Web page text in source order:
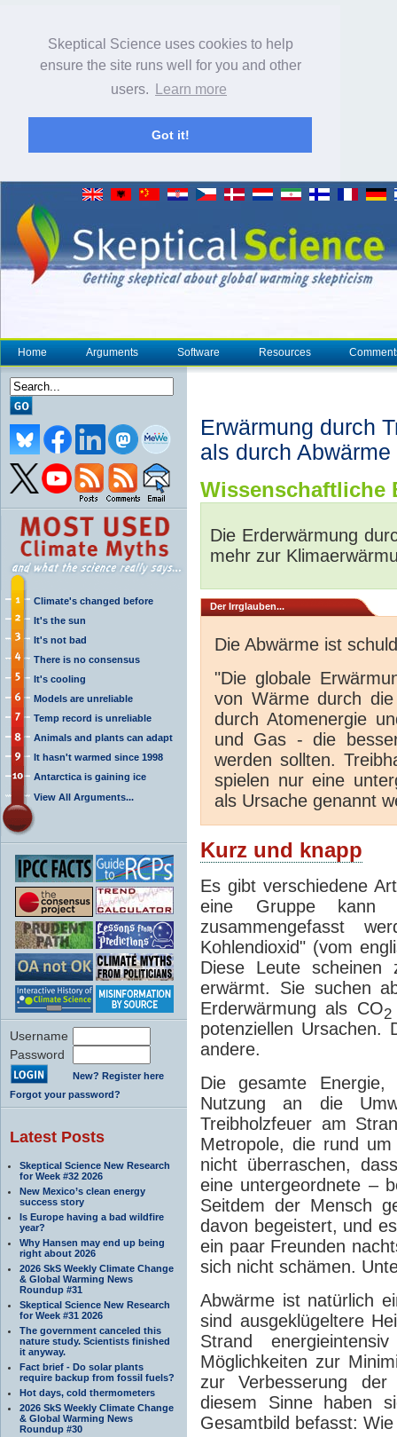
Skeptical Science uses cookies to help
ensure the site runs well for you and other
users.
Learn more
Got it!
Home Arguments Software Resources
Climate's changed before
It's the sun
It's not bad
There is no consensus
It's cooling
Models are unreliable
Temp record is unreliable
Animals and plants can adapt
It hasn't warmed since 1998
Antarctica is gaining ice
View All Arguments...
Username
Password
New? Register here
Forgot your password?
Latest Posts
Skeptical Science New Research
for Week #32 2026
New Mexico’s clean energy
success story
Is Europe having a bad wildfire
year?
Why Hansen may end up being
right about 2026
2026 SkS Weekly Climate Change
& Global Warming News
Roundup #31
Skeptical Science New Research
for Week #31 2026
The government canceled this
nature study. Scientists finished
it anyway.
Fact brief - Do solar plants
require backup from fossil fuels?
Hot days, cold thermometers
2026 SkS Weekly Climate Change
& Global Warming News
Roundup #30
Erwärmung durch
als durch Abwärme
Wissenschaftliche
Die Erderwärmung
mehr zur
Der Irrglauben...
Die Abwärme ist schuld
"Die globale
von Wärme durch
durch Atomenergie
und Gas - die
werden sollten.
spielen nur eine
als Ursache genannt
Kurz und knapp
Es gibt verschiedene
eine Gruppe kann
zusammengefasst
Kohlendioxid" (vom
Diese Leute scheinen
erwärmt. Sie suchen
Erderwärmung als CO2
potenziellen Ursachen.
andere.
Die gesamte
Nutzung an die
Treibholzfeuer am
Metropole, die rund
nicht überraschen,
eine untergeordnete –
Seitdem der Mensch
davon begeistert, und
ein paar Freunden
sich nicht schämen.
Abwärme ist natürlich
sind ausgeklügeltere
Strand
Möglichkeiten zur
zur Verbesserung
diesem Sinne haben
Gesamtbild befasst: